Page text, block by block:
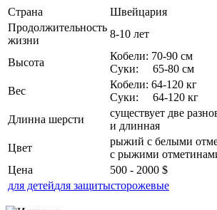
Страна
Швейцария
Продолжительность
жизни
8-10 лет
Высота
Кобели: 70-90 см
Суки: 65-80 см
Вес
Кобели: 64-120 кг
Суки: 64-120 кг
Длинна шерсти
существует две
и длинная
Цвет
рыжий с белыми
с рыжими
Цена
500 - 2000 $
для детейдля защитысторожевые